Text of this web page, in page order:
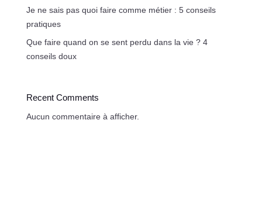
Je ne sais pas quoi faire comme métier : 5 conseils
pratiques
Que faire quand on se sent perdu dans la vie ? 4
conseils doux
Recent Comments
Aucun commentaire à afficher.